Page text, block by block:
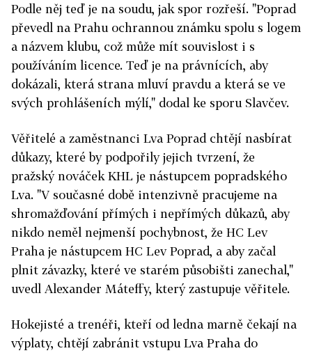
Podle něj teď je na soudu, jak spor rozřeší. "Poprad
převedl na Prahu ochrannou známku spolu s logem
a názvem klubu, což může mít souvislost i s
používáním licence. Teď je na právnících, aby
dokázali, která strana mluví pravdu a která se ve
svých prohlášeních mýlí," dodal ke sporu Slavčev.
Věřitelé a zaměstnanci Lva Poprad chtějí nasbírat
důkazy, které by podpořily jejich tvrzení, že
pražský nováček KHL je nástupcem popradského
Lva. "V současné době intenzivně pracujeme na
shromažďování přímých i nepřímých důkazů, aby
nikdo neměl nejmenší pochybnost, že HC Lev
Praha je nástupcem HC Lev Poprad, a aby začal
plnit závazky, které ve starém působišti zanechal,"
uvedl Alexander Máteffy, který zastupuje věřitele.
Hokejisté a trenéři, kteří od ledna marně čekají na
výplaty, chtějí zabránit vstupu Lva Praha do